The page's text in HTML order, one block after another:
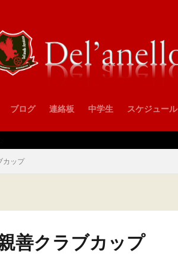
ブログ 連絡板 中学生 スケジュール
カップ
善クラブカップ